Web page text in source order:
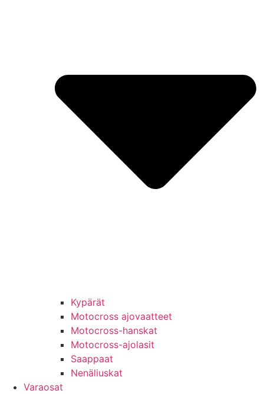
Kypärät
Motocross ajovaatteet
Motocross-hanskat
Motocross-ajolasit
Saappaat
Nenäliuskat
Varaosat